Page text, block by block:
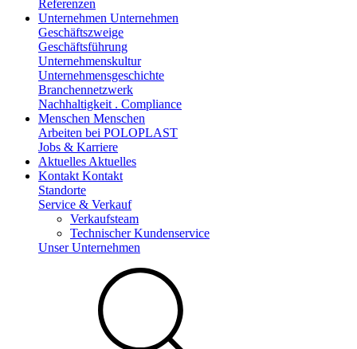
Referenzen
Unternehmen Unternehmen
Geschäftszweige
Geschäftsführung
Unternehmenskultur
Unternehmensgeschichte
Branchennetzwerk
Nachhaltigkeit . Compliance
Menschen Menschen
Arbeiten bei POLOPLAST
Jobs & Karriere
Aktuelles Aktuelles
Kontakt Kontakt
Standorte
Service & Verkauf
Verkaufsteam
Technischer Kundenservice
Unser Unternehmen